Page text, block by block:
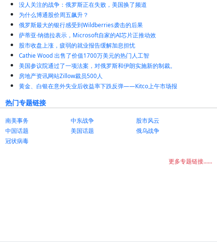
没人关注的战争：俄罗斯正在失败，美国换了频道
为什么博通股价周五飙升？
俄罗斯最大的银行感受到Wildberries袭击的后果
萨蒂亚·纳德拉表示，Microsoft自家的AI芯片正推动效
股市收盘上涨，疲弱的就业报告缓解加息担忧
Cathie Wood 出售了价值1700万美元的热门人工智
美国参议院通过了一项法案，对俄罗斯和伊朗实施新的制裁。
房地产资讯网站Zillow裁员500人
黄金、白银在意外失业后收益率下跌反弹——Kitco上午市场报
热门专题链接
南美事务 中东战争
股市风云
中国话题
美国话题
俄乌战争
冠状病毒
更多专题链接......